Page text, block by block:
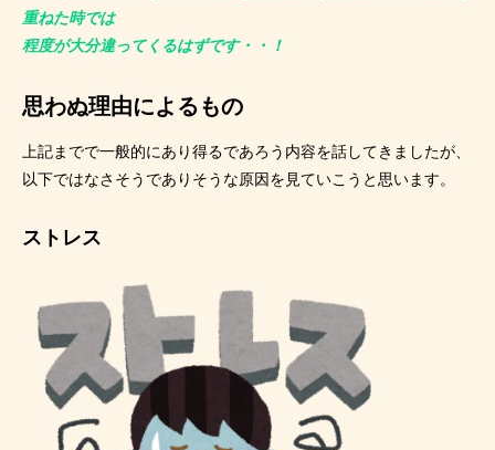
重ねた時では
程度が大分違ってくるはずです・・！
思わぬ理由によるもの
上記までで一般的にあり得るであろう内容を話してきましたが、
以下ではなさそうでありそうな原因を見ていこうと思います。
ストレス